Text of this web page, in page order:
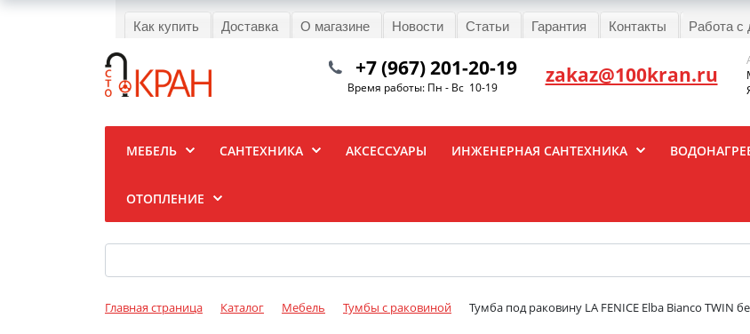
Как купить Доставка О магазине Новости Статьи Гарантия Контакты Работа с
+7 (967) 201-20-19
Время работы: Пн - Вс 10-19 zakaz@100kran.ru
МЕБЕЛЬ САНТЕХНИКА АКСЕССУАРЫ ИНЖЕНЕРНАЯ САНТЕХНИКА
ОТОПЛЕНИЕ
Главная страница Каталог Мебель Тумбы с раковиной Тумба под раковину LA FENICE Elba Bianco TWIN